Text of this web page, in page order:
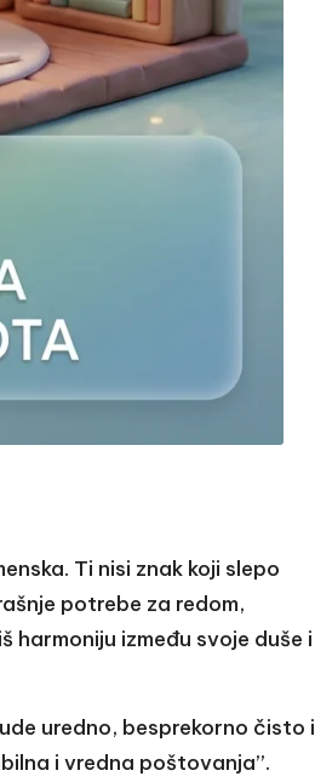
Ti nisi znak koji slepo
potrebe za redom,
između svoje duše i
uredno, besprekorno čisto i
i vredna poštovanja”.